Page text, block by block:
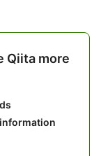
Qiita more